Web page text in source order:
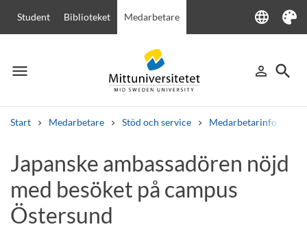
Student Biblioteket Medarbetare language
Language
Tema
menu
Meny person_outline
Logga in
search
Sök
Start Medarbetare Stöd och service Medarbetarinfo
Andra söktjänster
Kurser och programKursplanerVälkomstbrev
Lediga jobb
Japanske ambassadören nöjd
med besöket på campus
Östersund